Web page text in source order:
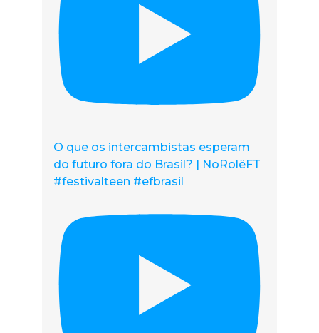
O que os intercambistas esperam
do futuro fora do Brasil? | NoRolêFT
#festivalteen #efbrasil